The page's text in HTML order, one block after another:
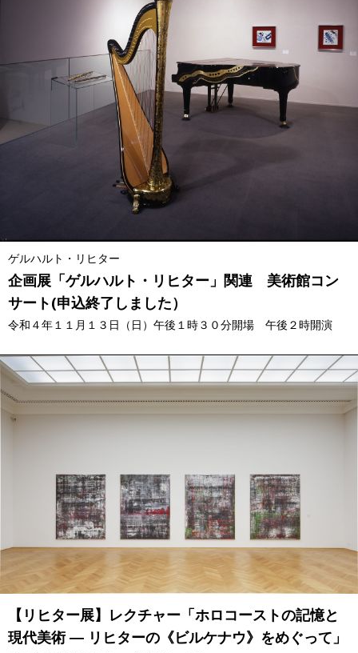
ゲルハルト・リヒター
企画展「ゲルハルト・リヒター」関連 美術館コン
サート(申込終了しました）
令和４年１１月１３日（日）午後１時３０分開場 午後２時開演
【リヒター展】レクチャー「ホロコーストの記憶と
現代美術 ― リヒターの《ビルケナウ》をめぐって」